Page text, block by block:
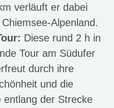
verläuft er dabei
Alpenland.
Diese rund 2 h in
Tour am Südufer
durch ihre
und die
entlang der Strecke